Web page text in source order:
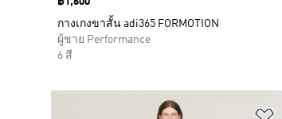
กางเกงขาสั้น adi365 FORMOTION
ผู้ชาย Performance
6 สี